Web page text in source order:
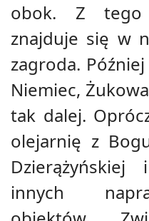
obok. Z tego
znajduje się w
zagroda.
Niemiec,
tak dalej.
olejarnię z
innych